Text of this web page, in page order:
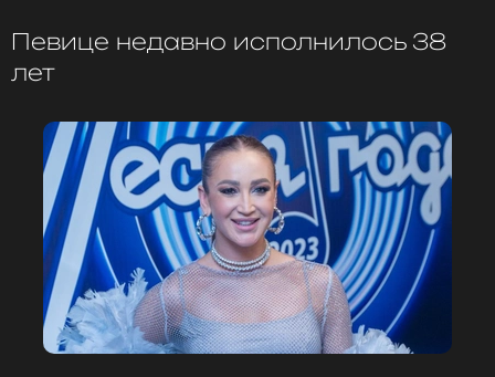
Певице недавно исполнилось 38
лет